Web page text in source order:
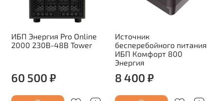
ИБП Энергия Pro Online
2000 230В-48В Tower
60 500 ₽
Источник
бесперебойного питания
ИБП Комфорт 800
Энергия
8 400 ₽